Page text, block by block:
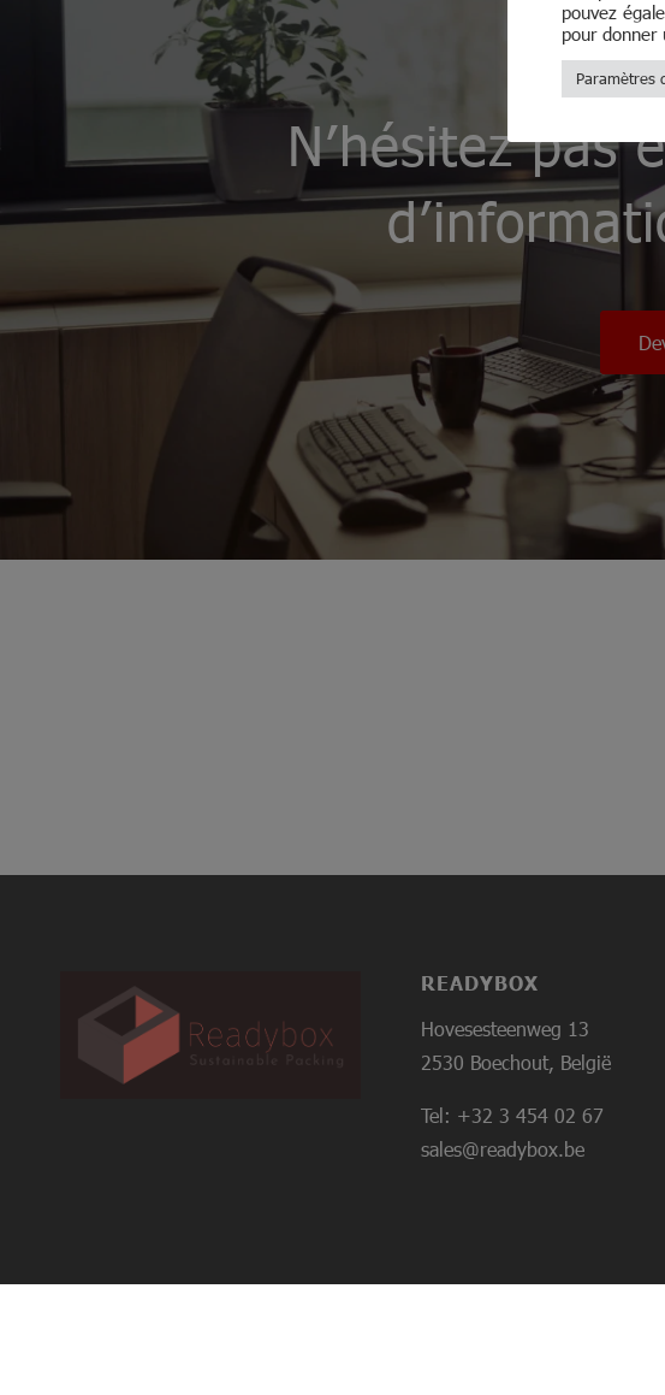
N’hésitez pas
READYBOX
Hovesesteenweg 13
2530 Boechout, België
Tel: +32 3 454 02 67
sales@readybox.be
pouvez
pour donner
Paramètres